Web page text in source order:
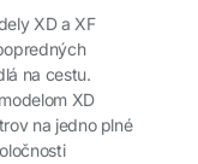
XD a XF
na cestu.
XD
na jedno plné